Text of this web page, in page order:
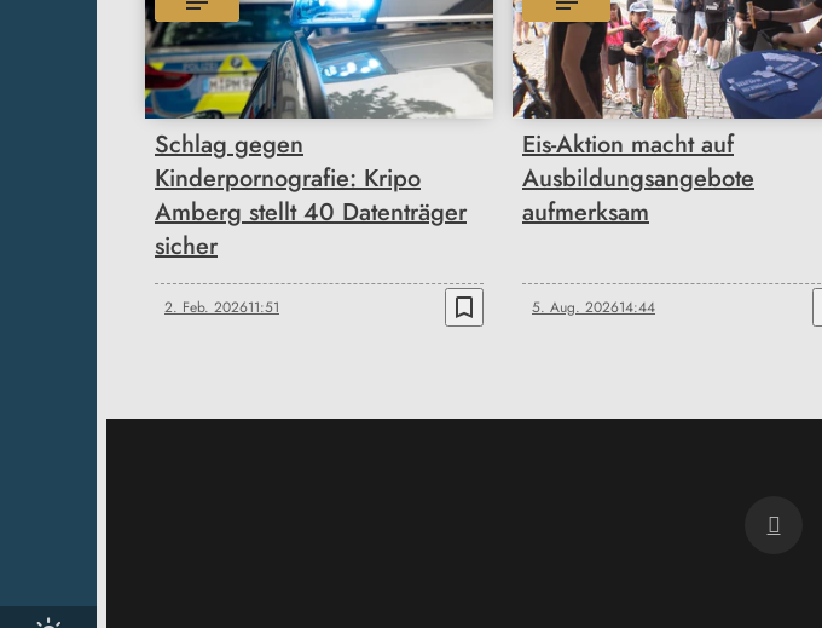
Schlag gegen
Kinderpornografie: Kripo
Amberg stellt 40 Datenträger
sicher
2. Feb. 202611:51 bookmark_border
Eis-Aktion macht auf
Ausbildungsangebote
aufmerksam
5. Aug. 202614:44